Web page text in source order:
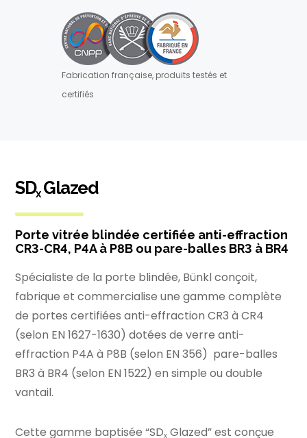
Fabrication française, produits testés et
certifiés
SDxGlazed
Porte vitrée blindée certifiée anti-effraction
CR3-CR4, P4A à P8B ou pare-balles BR3 à BR4
Spécialiste de la porte blindée, Bünkl conçoit,
fabrique et commercialise une gamme complète
de portes certifiées anti-effraction CR3 à CR4
(selon EN 1627-1630) dotées de verre anti-
effraction P4A à P8B (selon EN 356) pare-balles
BR3 à BR4 (selon EN 1522) en simple ou double
vantail.
Cette gamme baptisée “SDx Glazed” est conçue